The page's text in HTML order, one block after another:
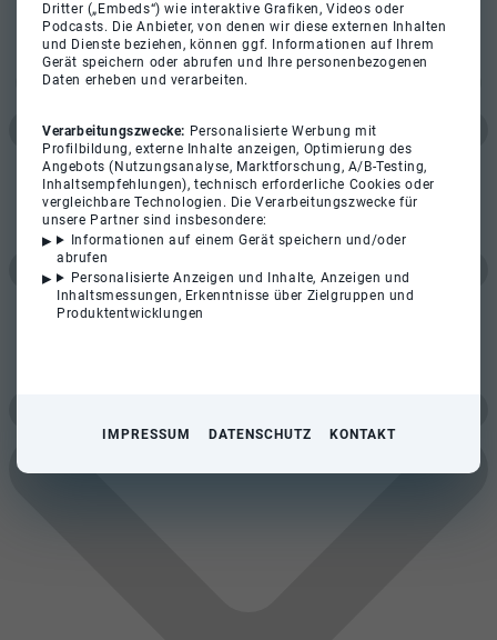
Dritter („Embeds“) wie interaktive Grafiken, Videos oder
Podcasts. Die Anbieter, von denen wir diese externen Inhalten
und Dienste beziehen, können ggf. Informationen auf Ihrem
Gerät speichern oder abrufen und Ihre personenbezogenen
Daten erheben und verarbeiten.
Verarbeitungszwecke: Personalisierte Werbung mit
Profilbildung, externe Inhalte anzeigen, Optimierung des
Angebots (Nutzungsanalyse, Marktforschung, A/B-Testing,
Inhaltsempfehlungen), technisch erforderliche Cookies oder
vergleichbare Technologien. Die Verarbeitungszwecke für
unsere Partner sind insbesondere:
Informationen auf einem Gerät speichern und/oder
abrufen
Personalisierte Anzeigen und Inhalte, Anzeigen und
Inhaltsmessungen, Erkenntnisse über Zielgruppen und
Produktentwicklungen
IMPRESSUM DATENSCHUTZ KONTAKT